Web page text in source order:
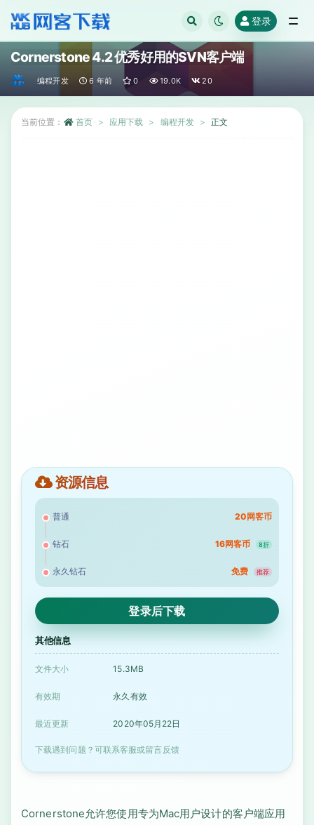
登录
Cornerstone 4.2 优秀好用的SVN客户端
编程开发 6 年前 0 19.0K 20
当前位置： 首页 应用下载 编程开发 正文
资源信息
普通 20网客币
钻石 16网客币 8折
永久钻石 免费 推荐
登录后下载
其他信息
文件大小 15.3MB
有效期 永久有效
最近更新 2020年05月22日
下载遇到问题？可联系客服或留言反馈
Cornerstone允许您使用专为Mac用户设计的客户端应用
全部